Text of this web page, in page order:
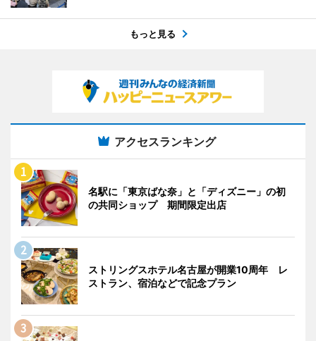
もっと見る
アクセスランキング
名駅に「東京ばな奈」と「ディズニー」の初
の共同ショップ 期間限定出店
ストリングスホテル名古屋が開業10周年 レ
ストラン、宿泊などで記念プラン